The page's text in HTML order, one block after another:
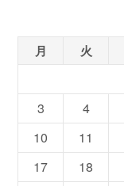
月 火
3
4
10
11
17
18